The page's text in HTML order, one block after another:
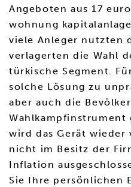
Angeboten aus 17
wohnung
viele Anleger nutzten
verlagerten die Wahl
türkische Segment.
solche Lösung zu
aber auch die
Wahlkampfinstrument
wird das Gerät
nicht im Besitz der
Inflation
Sie Ihre persönlichen